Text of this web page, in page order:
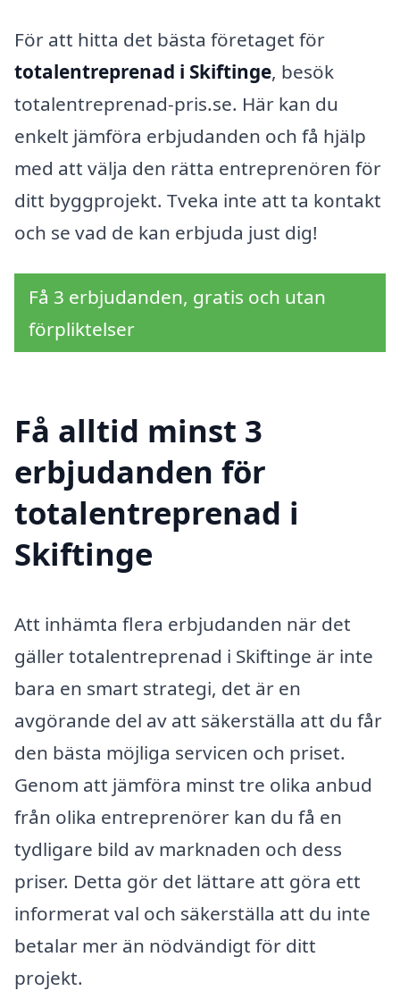
För att hitta det bästa företaget för
totalentreprenad i Skiftinge, besök
totalentreprenad-pris.se. Här kan du
enkelt jämföra erbjudanden och få hjälp
med att välja den rätta entreprenören för
ditt byggprojekt. Tveka inte att ta kontakt
och se vad de kan erbjuda just dig!
Få 3 erbjudanden, gratis och utan
förpliktelser
Få alltid minst 3
erbjudanden för
totalentreprenad i
Skiftinge
Att inhämta flera erbjudanden när det
gäller totalentreprenad i Skiftinge är inte
bara en smart strategi, det är en
avgörande del av att säkerställa att du får
den bästa möjliga servicen och priset.
Genom att jämföra minst tre olika anbud
från olika entreprenörer kan du få en
tydligare bild av marknaden och dess
priser. Detta gör det lättare att göra ett
informerat val och säkerställa att du inte
betalar mer än nödvändigt för ditt
projekt.